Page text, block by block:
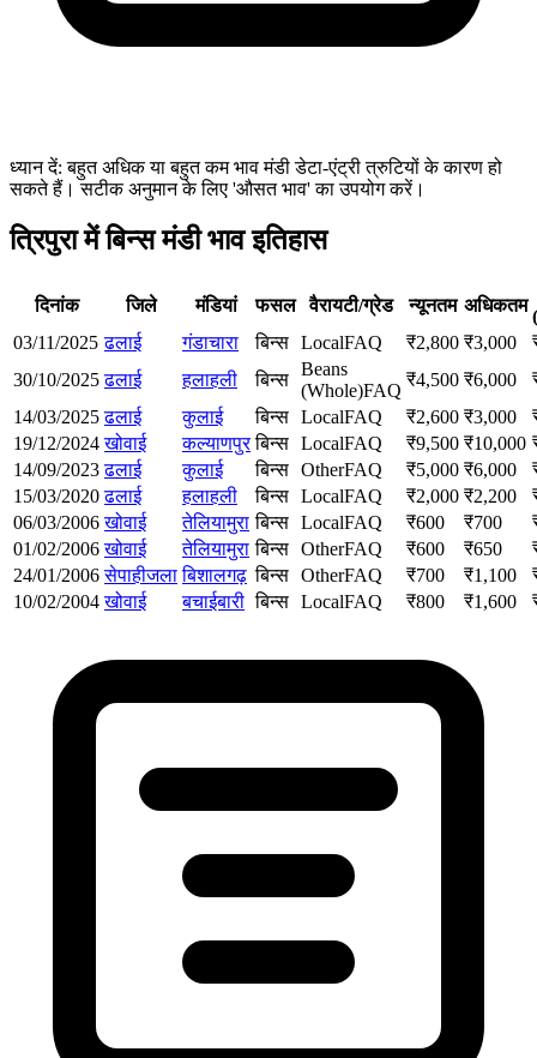
ध्यान दें: बहुत अधिक या बहुत कम भाव मंडी डेटा-एंट्री त्रुटियों के कारण हो
सकते हैं। सटीक अनुमान के लिए 'औसत भाव' का उपयोग करें।
त्रिपुरा में बिन्स मंडी भाव इतिहास
दिनांक जिले मंडियां फसल वैरायटी/ग्रेड न्यूनतम अधिकतम
03/11/2025 ढलाई गंडाचारा बिन्स LocalFAQ ₹2,800 ₹3,000
30/10/2025 ढलाई हलाहली बिन्स
Beans
(Whole)FAQ
₹4,500 ₹6,000
14/03/2025 ढलाई कुलाई बिन्स LocalFAQ ₹2,600 ₹3,000
19/12/2024 खोवाई कल्याणपुर बिन्स LocalFAQ ₹9,500 ₹10,000
14/09/2023 ढलाई कुलाई बिन्स OtherFAQ ₹5,000 ₹6,000
15/03/2020 ढलाई हलाहली बिन्स LocalFAQ ₹2,000 ₹2,200
06/03/2006 खोवाई तेलियामुरा बिन्स LocalFAQ ₹600 ₹700
01/02/2006 खोवाई तेलियामुरा बिन्स OtherFAQ ₹600 ₹650
24/01/2006 सेपाहीजला बिशालगढ़ बिन्स OtherFAQ ₹700 ₹1,100
10/02/2004 खोवाई बचाईबारी बिन्स LocalFAQ ₹800 ₹1,600